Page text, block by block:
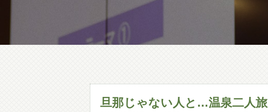
旦那じゃない人と…温泉二人旅